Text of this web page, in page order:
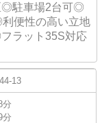
◎駐車場2台可◎
便性の高い立地
ラット35S対応
13
分
分